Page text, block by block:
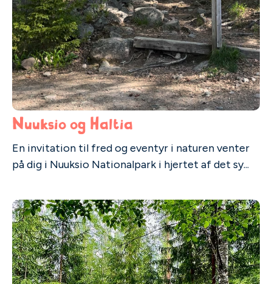
Nuuksio og Haltia
En invitation til fred og eventyr i naturen venter
på dig i Nuuksio Nationalpark i hjertet af det sy...